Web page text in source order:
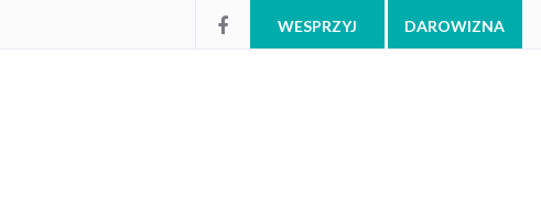
WESPRZYJ DAROWIZNA